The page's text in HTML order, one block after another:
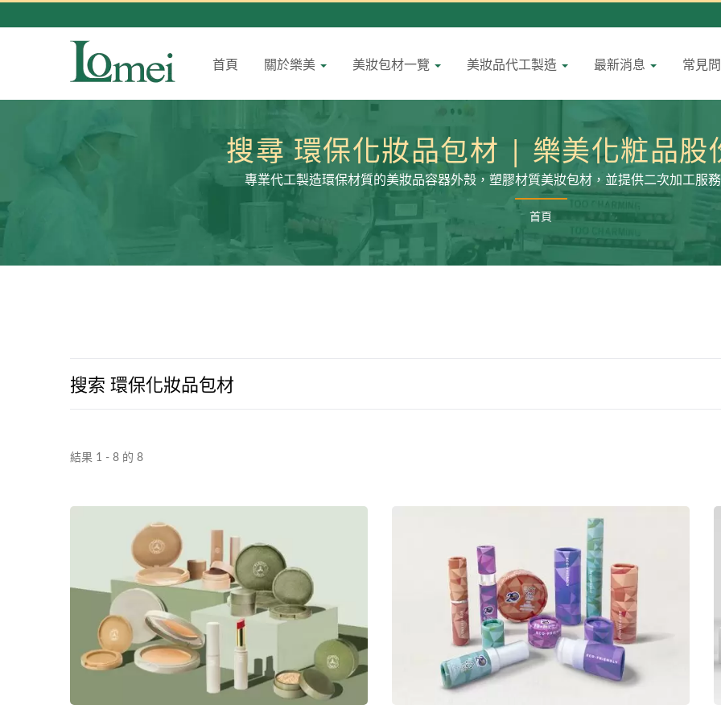
首頁 關於樂美 美妝包材一覽 美妝品代工製造 最新消息 常見
搜尋 環保化妝品包材 | 樂美化粧品股
專業代工製造環保材質的美妝品容器外殼，塑膠材質美妝包材，並提供二次加工服
首頁
搜索 環保化妝品包材
結果 1 - 8 的 8